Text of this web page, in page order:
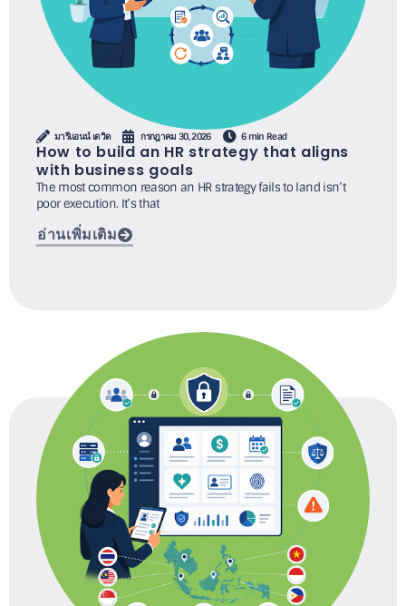
มารีแอนน์ เดวิด กรกฎาคม 30, 2026 6 min Read
How to build an HR strategy that aligns
with business goals
The most common reason an HR strategy fails to land isn’t
poor execution. It’s that
อ่านเพิ่มเติม